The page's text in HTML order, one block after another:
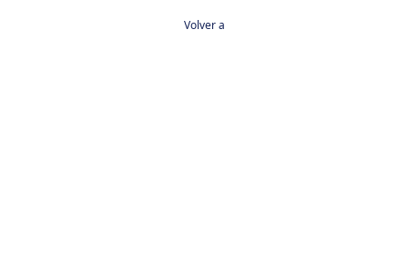
Volver a